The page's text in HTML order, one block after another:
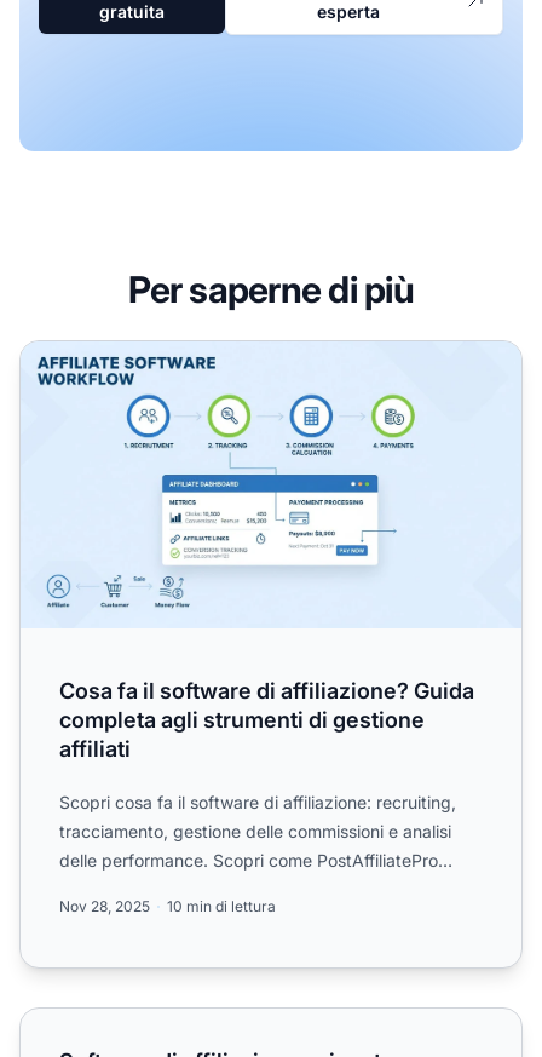
gratuita
esperta
Per saperne di più
Cosa fa il software di affiliazione? Guida completa agli
Cosa fa il software di affiliazione? Guida
completa agli strumenti di gestione
affiliati
Scopri cosa fa il software di affiliazione: recruiting,
tracciamento, gestione delle commissioni e analisi
delle performance. Scopri come PostAffiliatePro
Nov 28, 2025 10 min di lettura
Software di affiliazione spiegato